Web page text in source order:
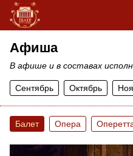
Афиша
В афише и в составах
Сентябрь Октябрь
Балет Опера